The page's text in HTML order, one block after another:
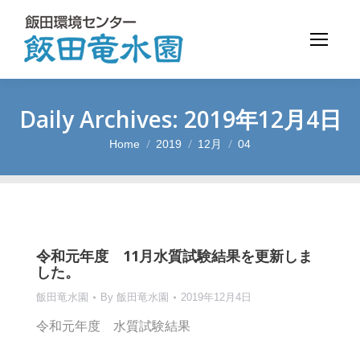
Daily Archives: 2019年12月4日
You are here:
Home 2019 12月 04
令和元年度 11月水質試験結果を更新しま
した。
飯田竜水園 By 飯田竜水園 2019年12月4日
令和元年度 水質試験結果